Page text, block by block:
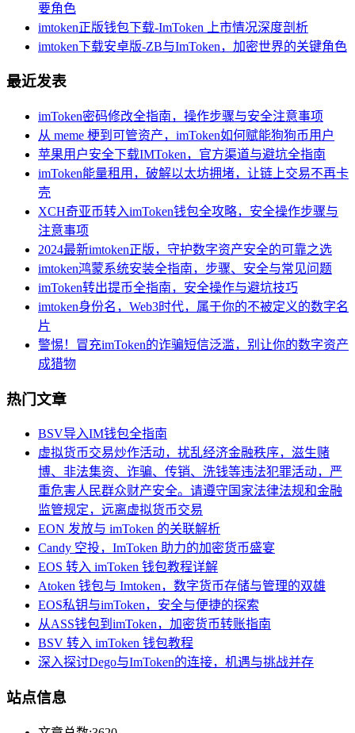
要角色
imtoken正版钱包下载-ImToken 上市情况深度剖析
imtoken下载安卓版-ZB与ImToken，加密世界的关键角色
最近发表
imToken密码修改全指南，操作步骤与安全注意事项
从 meme 梗到可管资产，imToken如何赋能狗狗币用户
苹果用户安全下载IMToken，官方渠道与避坑全指南
imToken能量租用，破解以太坊拥堵，让链上交易不再卡
壳
XCH奇亚币转入imToken钱包全攻略，安全操作步骤与
注意事项
2024最新imtoken正版，守护数字资产安全的可靠之选
imtoken鸿蒙系统安装全指南，步骤、安全与常见问题
imToken转出提币全指南，安全操作与避坑技巧
imtoken身份名，Web3时代，属于你的不被定义的数字名
片
警惕！冒充imToken的诈骗短信泛滥，别让你的数字资产
成猎物
热门文章
BSV导入IM钱包全指南
虚拟货币交易炒作活动，扰乱经济金融秩序，滋生赌
博、非法集资、诈骗、传销、洗钱等违法犯罪活动，严
重危害人民群众财产安全。请遵守国家法律法规和金融
监管规定，远离虚拟货币交易
EON 发放与 imToken 的关联解析
Candy 空投，ImToken 助力的加密货币盛宴
EOS 转入 imToken 钱包教程详解
Atoken 钱包与 Imtoken，数字货币存储与管理的双雄
EOS私钥与imToken，安全与便捷的探索
从ASS钱包到imToken，加密货币转账指南
BSV 转入 imToken 钱包教程
深入探讨Dego与ImToken的连接，机遇与挑战并存
站点信息